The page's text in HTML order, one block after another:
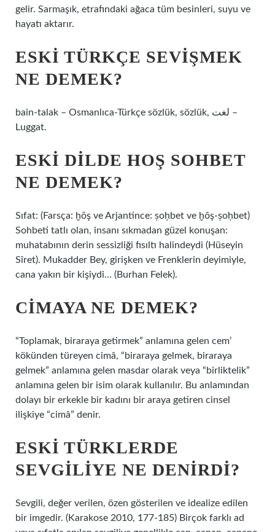
gelir. Sarmaşık, etrafındaki ağaca tüm besinleri, suyu ve
hayatı aktarır.
ESKI TÜRKÇE SEVIŞMEK
NE DEMEK?
bain-talak – Osmanlıca-Türkçe sözlük, sözlük, لغت –
Luggat.
ESKI DILDE HOŞ SOHBET
NE DEMEK?
Sıfat: (Farsça: ḫōş ve Arjantince: ṣoḥbet ve ḫōş-ṣoḥbet)
Sohbeti tatlı olan, insanı sıkmadan güzel konuşan:
muhatabının derin sessizliği fısıltı halindeydi (Hüseyin
Sîret). Mukadder Bey, girişken ve Frenklerin deyimiyle,
cana yakın bir kişiydi… (Burhan Felek).
CIMAYA NE DEMEK?
“Toplamak, biraraya getirmek” anlamına gelen cem’
kökünden türeyen cimâ, “biraraya gelmek, biraraya
gelmek” anlamına gelen masdar olarak veya “birliktelik”
anlamına gelen bir isim olarak kullanılır. Bu anlamından
dolayı bir erkekle bir kadını bir araya getiren cinsel
ilişkiye “cimâ” denir.
ESKI TÜRKLERDE
SEVGILIYE NE DENIRDI?
Sevgili, değer verilen, özen gösterilen ve idealize edilen
bir imgedir. (Karakose 2010, 177-185) Birçok farklı ad